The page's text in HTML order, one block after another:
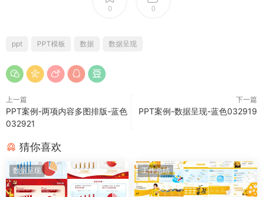
0 0
ppt PPT模板 数据 数据呈现
上一篇
PPT案例-两项内容多图排版-蓝色
032921
下一篇
PPT案例-数据呈现-蓝色032919
猜你喜欢
数据呈现 工作总结